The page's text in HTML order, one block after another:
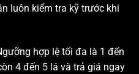
luôn kiểm tra kỹ trước khi
hợp lệ tối đa là 1 đến
4 đến 5 lá và trả giá ngay